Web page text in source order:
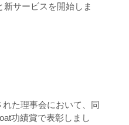
サービスを開始しま
た理事会において、同
功績賞で表彰しまし